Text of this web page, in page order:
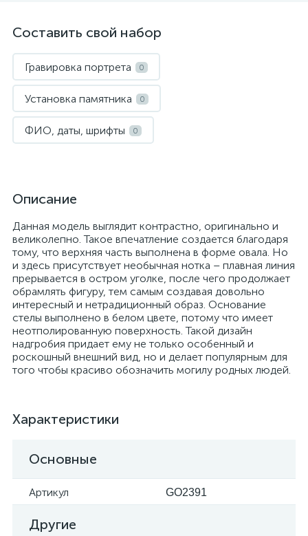
Составить свой набор
Гравировка портрета 0
Установка памятника 0
ФИО, даты, шрифты 0
Описание
Данная модель выглядит контрастно, оригинально и
великолепно. Такое впечатление создается благодаря
тому, что верхняя часть выполнена в форме овала. Но
и здесь присутствует необычная нотка – плавная линия
прерывается в остром уголке, после чего продолжает
обрамлять фигуру, тем самым создавая довольно
интересный и нетрадиционный образ. Основание
стелы выполнено в белом цвете, потому что имеет
неотполированную поверхность. Такой дизайн
надгробия придает ему не только особенный и
роскошный внешний вид, но и делает популярным для
того чтобы красиво обозначить могилу родных людей.
Характеристики
Основные
Артикул GO2391
Другие